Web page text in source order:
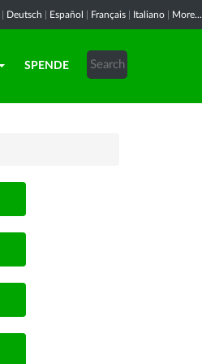
Deutsch Español Français Italiano More...
SPENDE